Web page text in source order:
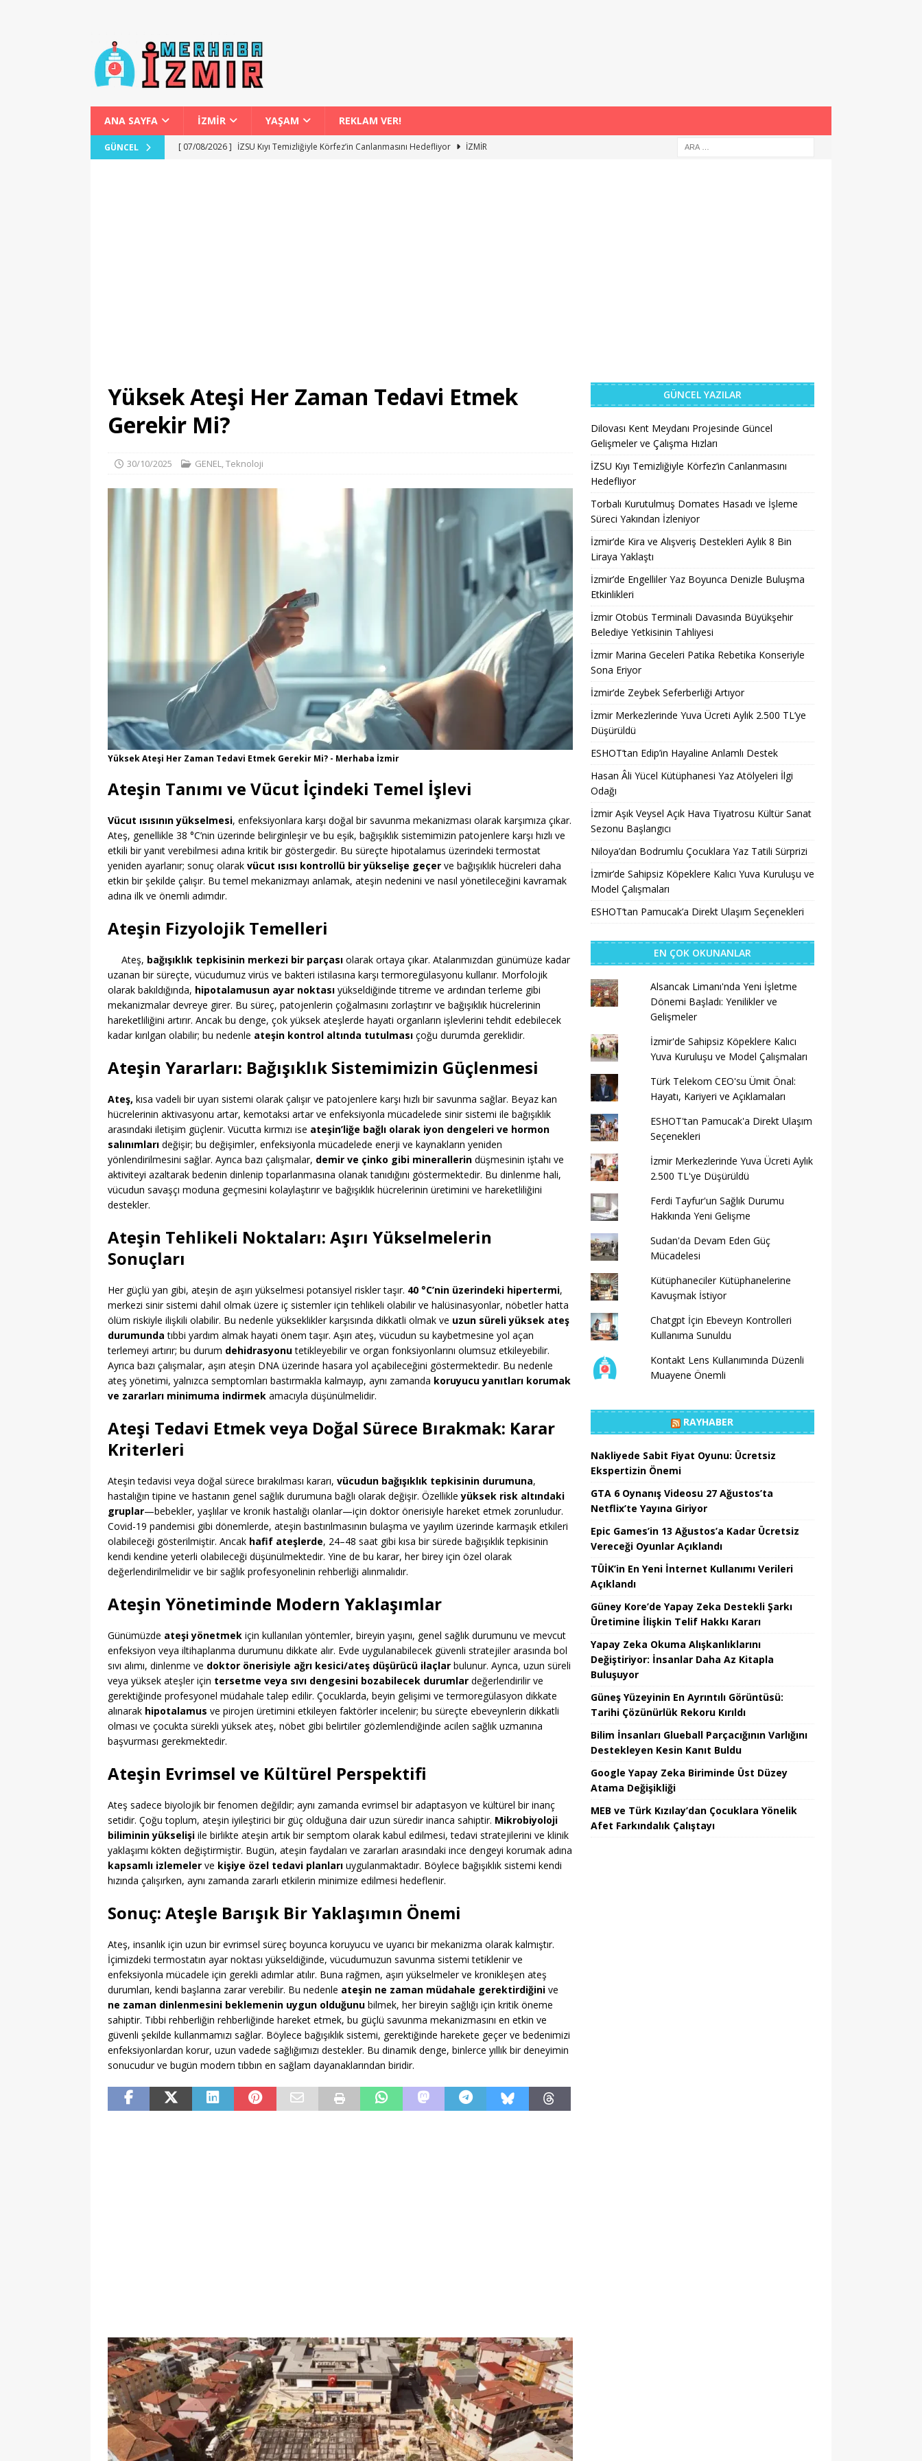
ANA SAYFA İZMİR YAŞAM REKLAM VER!
GÜNCEL [ 07/08/2026 ] İZSU Kıyı Temizliğiyle Körfez’in Canlanmasını Hedefliyor
İZMİR
Yüksek Ateşi Her Zaman Tedavi Etmek
Gerekir Mi?
30/10/2025 GENEL,Teknoloji
Yüksek Ateşi Her Zaman Tedavi Etmek Gerekir Mi? - Merhaba İzmir
Ateşin Tanımı ve Vücut İçindeki Temel İşlevi
Vücut ısısının yükselmesi, enfeksiyonlara karşı doğal bir savunma mekanizması olarak karşımıza çıkar.
Ateş, genellikle 38 °C’nin üzerinde belirginleşir ve bu eşik, bağışıklık sistemimizin patojenlere karşı hızlı ve
etkili bir yanıt verebilmesi adına kritik bir göstergedir. Bu süreçte hipotalamus üzerindeki termostat
yeniden ayarlanır; sonuç olarak vücut ısısı kontrollü bir yükselişe geçer ve bağışıklık hücreleri daha
etkin bir şekilde çalışır. Bu temel mekanizmayı anlamak, ateşin nedenini ve nasıl yönetileceğini kavramak
adına ilk ve önemli adımdır.
Ateşin Fizyolojik Temelleri
Ateş, bağışıklık tepkisinin merkezi bir parçası olarak ortaya çıkar. Atalarımızdan günümüze kadar
uzanan bir süreçte, vücudumuz virüs ve bakteri istilasına karşı termoregülasyonu kullanır. Morfolojik
olarak bakıldığında, hipotalamusun ayar noktası yükseldiğinde titreme ve ardından terleme gibi
mekanizmalar devreye girer. Bu süreç, patojenlerin çoğalmasını zorlaştırır ve bağışıklık hücrelerinin
hareketliliğini artırır. Ancak bu denge, çok yüksek ateşlerde hayati organların işlevlerini tehdit edebilecek
kadar kırılgan olabilir; bu nedenle ateşin kontrol altında tutulması çoğu durumda gereklidir.
Ateşin Yararları: Bağışıklık Sistemimizin Güçlenmesi
Ateş, kısa vadeli bir uyarı sistemi olarak çalışır ve patojenlere karşı hızlı bir savunma sağlar. Beyaz kan
hücrelerinin aktivasyonu artar, kemotaksi artar ve enfeksiyonla mücadelede sinir sistemi ile bağışıklık
arasındaki iletişim güçlenir. Vücutta kırmızı ise ateşin’liğe bağlı olarak iyon dengeleri ve hormon
salınımları değişir; bu değişimler, enfeksiyonla mücadelede enerji ve kaynakların yeniden
yönlendirilmesini sağlar. Ayrıca bazı çalışmalar, demir ve çinko gibi minerallerin düşmesinin iştahı ve
aktiviteyi azaltarak bedenin dinlenip toparlanmasına olanak tanıdığını göstermektedir. Bu dinlenme hali,
vücudun savaşçı moduna geçmesini kolaylaştırır ve bağışıklık hücrelerinin üretimini ve hareketliliğini
destekler.
Ateşin Tehlikeli Noktaları: Aşırı Yükselmelerin
Sonuçları
Her güçlü yan gibi, ateşin de aşırı yükselmesi potansiyel riskler taşır. 40 °C’nin üzerindeki hipertermi,
merkezi sinir sistemi dahil olmak üzere iç sistemler için tehlikeli olabilir ve halüsinasyonlar, nöbetler hatta
ölüm riskiyle ilişkili olabilir. Bu nedenle yükseklikler karşısında dikkatli olmak ve uzun süreli yüksek ateş
durumunda tıbbi yardım almak hayati önem taşır. Aşırı ateş, vücudun su kaybetmesine yol açan
terlemeyi artırır; bu durum dehidrasyonutetikleyebilir ve organ fonksiyonlarını olumsuz etkileyebilir.
Ayrıca bazı çalışmalar, aşırı ateşin DNA üzerinde hasara yol açabileceğini göstermektedir. Bu nedenle
ateş yönetimi, yalnızca semptomları bastırmakla kalmayıp, aynı zamanda koruyucu yanıtları korumak
ve zararları minimuma indirmek amacıyla düşünülmelidir.
Ateşi Tedavi Etmek veya Doğal Sürece Bırakmak: Karar
Kriterleri
Ateşin tedavisi veya doğal sürece bırakılması kararı, vücudun bağışıklık tepkisinin durumuna,
hastalığın tipine ve hastanın genel sağlık durumuna bağlı olarak değişir. Özellikleyüksek risk altındaki
gruplar—bebekler, yaşlılar ve kronik hastalığı olanlar—için doktor önerisiyle hareket etmek zorunludur.
Covid-19 pandemisi gibi dönemlerde, ateşin bastırılmasının bulaşma ve yayılım üzerinde karmaşık etkileri
olabileceği gösterilmiştir. Ancak hafif ateşlerde, 24–48 saat gibi kısa bir sürede bağışıklık tepkisinin
kendi kendine yeterli olabileceği düşünülmektedir. Yine de bu karar, her birey için özel olarak
değerlendirilmelidir ve bir sağlık profesyonelinin rehberliği alınmalıdır.
Ateşin Yönetiminde Modern Yaklaşımlar
Günümüzde ateşi yönetmek için kullanılan yöntemler, bireyin yaşını, genel sağlık durumunu ve mevcut
enfeksiyon veya iltihaplanma durumunu dikkate alır. Evde uygulanabilecek güvenli stratejiler arasında bol
sıvı alımı, dinlenme ve doktor önerisiyle ağrı kesici/ateş düşürücü ilaçlar bulunur. Ayrıca, uzun süreli
veya yüksek ateşler için tersetme veya sıvı dengesini bozabilecek durumlar değerlendirilir ve
gerektiğinde profesyonel müdahale talep edilir. Çocuklarda, beyin gelişimi ve termoregülasyon dikkate
alınarak hipotalamus ve pirojen üretimini etkileyen faktörler incelenir; bu süreçte ebeveynlerin dikkatli
olması ve çocukta sürekli yüksek ateş, nöbet gibi belirtiler gözlemlendiğinde acilen sağlık uzmanına
başvurması gerekmektedir.
Ateşin Evrimsel ve Kültürel Perspektifi
Ateş sadece biyolojik bir fenomen değildir; aynı zamanda evrimsel bir adaptasyon ve kültürel bir inanç
setidir. Çoğu toplum, ateşin iyileştirici bir güç olduğuna dair uzun süredir inanca sahiptir. Mikrobiyoloji
biliminin yükselişi ile birlikte ateşin artık bir semptom olarak kabul edilmesi, tedavi stratejilerini ve klinik
yaklaşımı kökten değiştirmiştir. Bugün, ateşin faydaları ve zararları arasındaki ince dengeyi korumak adına
kapsamlı izlemeler ve kişiye özel tedavi planları uygulanmaktadır. Böylece bağışıklık sistemi kendi
hızında çalışırken, aynı zamanda zararlı etkilerin minimize edilmesi hedeflenir.
Sonuç: Ateşle Barışık Bir Yaklaşımın Önemi
Ateş, insanlık için uzun bir evrimsel süreç boyunca koruyucu ve uyarıcı bir mekanizma olarak kalmıştır.
İçimizdeki termostatın ayar noktası yükseldiğinde, vücudumuzun savunma sistemi tetiklenir ve
enfeksiyonla mücadele için gerekli adımlar atılır. Buna rağmen, aşırı yükselmeler ve kronikleşen ateş
durumları, kendi başlarına zarar verebilir. Bu nedenle ateşin ne zaman müdahale gerektirdiğini ve
ne zaman dinlenmesini beklemenin uygun olduğunu bilmek, her bireyin sağlığı için kritik öneme
sahiptir. Tıbbi rehberliğin rehberliğinde hareket etmek, bu güçlü savunma mekanizmasını en etkin ve
güvenli şekilde kullanmamızı sağlar. Böylece bağışıklık sistemi, gerektiğinde harekete geçer ve bedenimizi
enfeksiyonlardan korur, uzun vadede sağlığımızı destekler. Bu dinamik denge, binlerce yıllık bir deneyimin
sonucudur ve bugün modern tıbbın en sağlam dayanaklarından biridir.
GÜNCEL YAZILAR
Dilovası Kent Meydanı Projesinde Güncel
Gelişmeler ve Çalışma Hızları
İZSU Kıyı Temizliğiyle Körfez’in Canlanmasını
Hedefliyor
Torbalı Kurutulmuş Domates Hasadı ve İşleme
Süreci Yakından İzleniyor
İzmir’de Kira ve Alışveriş Destekleri Aylık 8 Bin
Liraya Yaklaştı
İzmir’de Engelliler Yaz Boyunca Denizle Buluşma
Etkinlikleri
İzmir Otobüs Terminali Davasında Büyükşehir
Belediye Yetkisinin Tahliyesi
İzmir Marina Geceleri Patika Rebetika Konseriyle
Sona Eriyor
İzmir’de Zeybek Seferberliği Artıyor
İzmir Merkezlerinde Yuva Ücreti Aylık 2.500 TL’ye
Düşürüldü
ESHOT’tan Edip’in Hayaline Anlamlı Destek
Hasan Âli Yücel Kütüphanesi Yaz Atölyeleri İlgi
Odağı
İzmir Aşık Veysel Açık Hava Tiyatrosu Kültür Sanat
Sezonu Başlangıcı
Niloya’dan Bodrumlu Çocuklara Yaz Tatili Sürprizi
İzmir’de Sahipsiz Köpeklere Kalıcı Yuva Kuruluşu ve
Model Çalışmaları
ESHOT’tan Pamucak’a Direkt Ulaşım Seçenekleri
EN ÇOK OKUNANLAR
Alsancak Limanı'nda Yeni İşletme
Dönemi Başladı: Yenilikler ve
Gelişmeler
İzmir'de Sahipsiz Köpeklere Kalıcı
Yuva Kuruluşu ve Model Çalışmaları
Türk Telekom CEO'su Ümit Önal:
Hayatı, Kariyeri ve Açıklamaları
ESHOT'tan Pamucak'a Direkt Ulaşım
Seçenekleri
İzmir Merkezlerinde Yuva Ücreti Aylık
2.500 TL'ye Düşürüldü
Ferdi Tayfur'un Sağlık Durumu
Hakkında Yeni Gelişme
Sudan'da Devam Eden Güç
Mücadelesi
Kütüphaneciler Kütüphanelerine
Kavuşmak İstiyor
Chatgpt İçin Ebeveyn Kontrolleri
Kullanıma Sunuldu
Kontakt Lens Kullanımında Düzenli
Muayene Önemli
RAYHABER
Nakliyede Sabit Fiyat Oyunu: Ücretsiz
Ekspertizin Önemi
GTA 6 Oynanış Videosu 27 Ağustos’ta
Netflix’te Yayına Giriyor
Epic Games’in 13 Ağustos’a Kadar Ücretsiz
Vereceği Oyunlar Açıklandı
TÜİK’in En Yeni İnternet Kullanımı Verileri
Açıklandı
Güney Kore’de Yapay Zeka Destekli Şarkı
Üretimine İlişkin Telif Hakkı Kararı
Yapay Zeka Okuma Alışkanlıklarını
Değiştiriyor: İnsanlar Daha Az Kitapla
Buluşuyor
Güneş Yüzeyinin En Ayrıntılı Görüntüsü:
Tarihi Çözünürlük Rekoru Kırıldı
Bilim İnsanları Glueball Parçacığının Varlığını
Destekleyen Kesin Kanıt Buldu
Google Yapay Zeka Biriminde Üst Düzey
Atama Değişikliği
MEB ve Türk Kızılay’dan Çocuklara Yönelik
Afet Farkındalık Çalıştayı